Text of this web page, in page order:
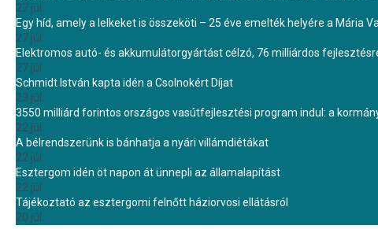
27 júl.
Egy híd, amely a lelkeket is összeköti – 25 éve emelték helyére a Mária
27 júl.
Elektromos autó- és akkumulátorgyártást célzó, 76 milliárdos
27 júl.
Schmidt István kapta idén a Csolnokért Díjat
23 júl.
3550 milliárd forintos országos vasútfejlesztési program indul: a
22 júl.
A bélrendszerünk is bánhatja a nyári villámdiétákat
22 júl.
Esztergom idén öt napon át ünnepli az államalapítást
22 júl.
Tájékoztató az esztergomi felnőtt háziorvosi ellátásról
20 júl.